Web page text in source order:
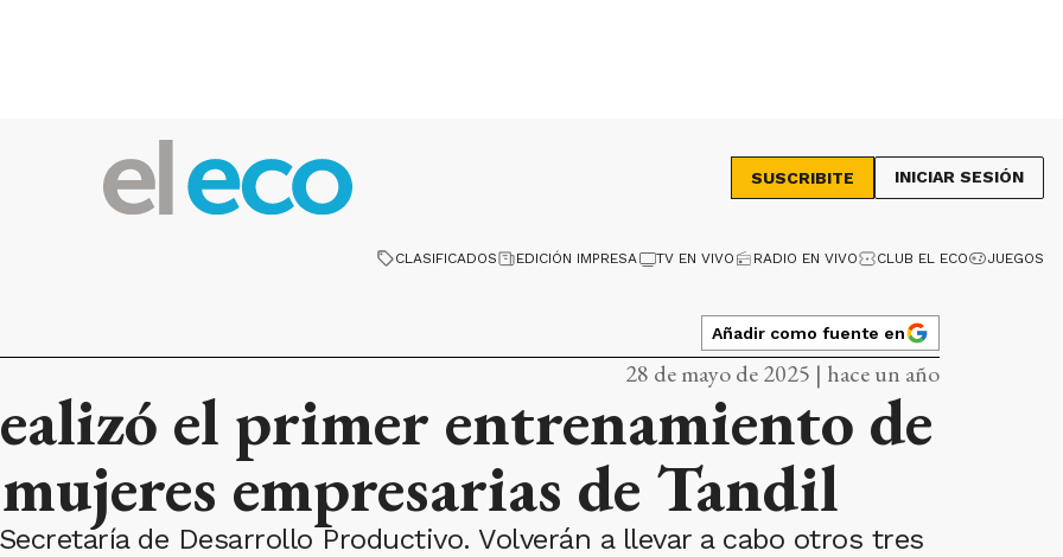
SUSCRIBITE INICIAR SESIÓN
CLASIFICADOS EDICIÓN IMPRESA TV EN VIVO RADIO EN VIVO CLUB EL ECO JUEGOS
Añadir como fuente en
28 de mayo de 2025 | hace un año
el primer entrenamiento de
empresarias de Tandil
de Desarrollo Productivo. Volverán a llevar a cabo otros tres